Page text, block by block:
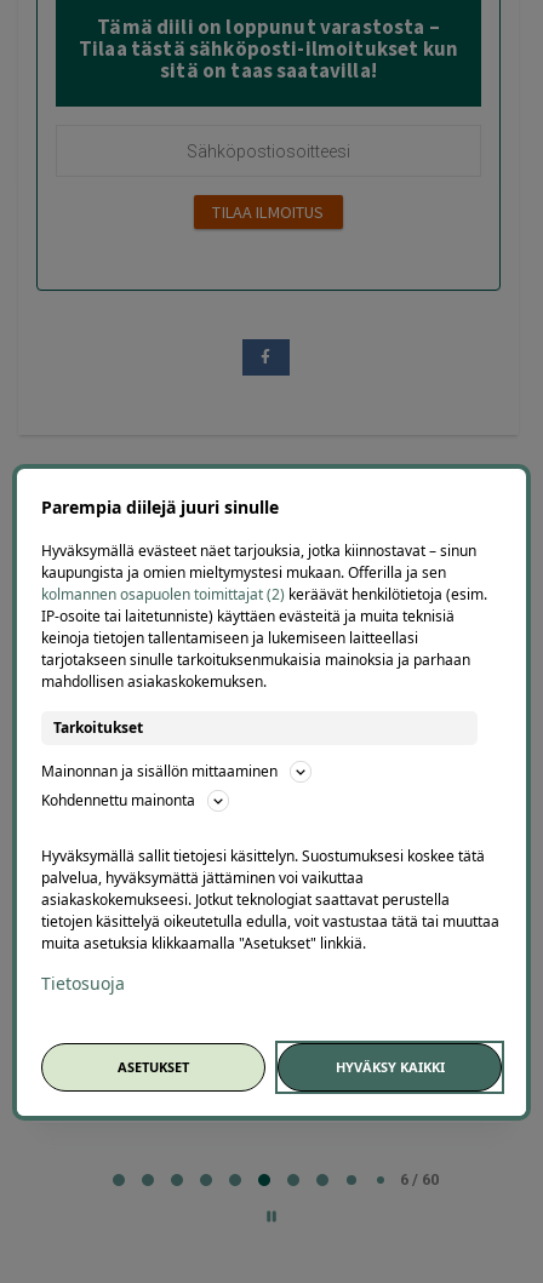
Tämä diili on loppunut varastosta –
Tilaa tästä sähköposti-ilmoitukset kun
sitä on taas saatavilla!
24 diiliäostettu
Offerillaajien arvosteluja
Helsinki
7 / 60
Parempia diilejä juuri sinulle
Hyväksymällä evästeet näet tarjouksia, jotka kiinnostavat – sinun
kaupungista ja omien mieltymystesi mukaan. Offerilla ja sen
kolmannen osapuolen toimittajat (2) keräävät henkilötietoja (esim.
IP-osoite tai laitetunniste) käyttäen evästeitä ja muita teknisiä
keinoja tietojen tallentamiseen ja lukemiseen laitteellasi
tarjotakseen sinulle tarkoituksenmukaisia mainoksia ja parhaan
mahdollisen asiakaskokemuksen.
Tarkoitukset
Mainonnan ja sisällön mittaaminen
Kohdennettu mainonta
Hyväksymällä sallit tietojesi käsittelyn. Suostumuksesi koskee tätä
palvelua, hyväksymättä jättäminen voi vaikuttaa
asiakaskokemukseesi. Jotkut teknologiat saattavat perustella
tietojen käsittelyä oikeutetulla edulla, voit vastustaa tätä tai muuttaa
muita asetuksia klikkaamalla "Asetukset" linkkiä.
Tietosuoja
ASETUKSET HYVÄKSY KAIKKI